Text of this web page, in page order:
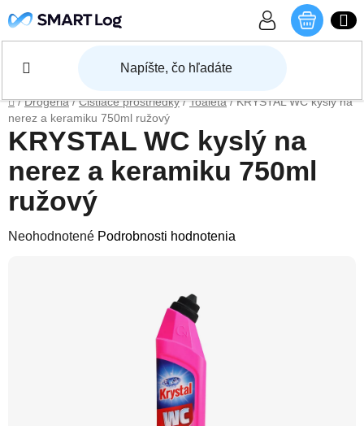
Domov
/ Drogéria / Čistiace prostriedky / Toaleta / KRYSTAL WC kyslý na
nerez a keramiku 750ml ružový
KRYSTAL WC kyslý na
nerez a keramiku 750ml
ružový
Priemerné hodnotenie produktu je 0,0 z 5 hviezdičiek.
Neohodnotené Podrobnosti hodnotenia